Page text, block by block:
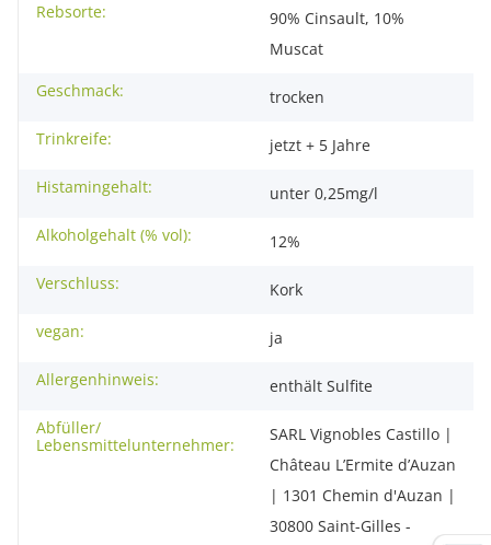
Rebsorte:
90% Cinsault, 10%
Muscat
Geschmack:
trocken
Trinkreife:
jetzt + 5 Jahre
Histamingehalt:
unter 0,25mg/l
Alkoholgehalt (% vol):
12%
Verschluss:
Kork
vegan:
ja
Allergenhinweis:
enthält Sulfite
Abfüller/
Lebensmittelunternehmer:
SARL Vignobles Castillo |
Château L’Ermite d’Auzan
| 1301 Chemin d'Auzan |
30800 Saint-Gilles -